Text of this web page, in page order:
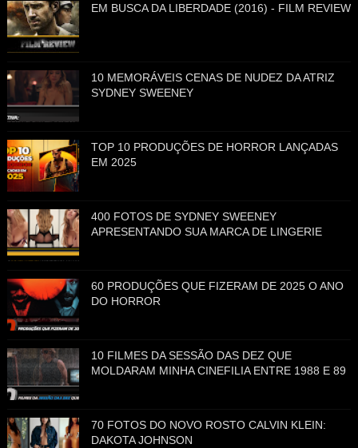
EM BUSCA DA LIBERDADE (2016) - FILM REVIEW
10 MEMORÁVEIS CENAS DE NUDEZ DA ATRIZ
SYDNEY SWEENEY
TOP 10 PRODUÇÕES DE HORROR LANÇADAS
EM 2025
400 FOTOS DE SYDNEY SWEENEY
APRESENTANDO SUA MARCA DE LINGERIE
60 PRODUÇÕES QUE FIZERAM DE 2025 O ANO
DO HORROR
10 FILMES DA SESSÃO DAS DEZ QUE
MOLDARAM MINHA CINEFILIA ENTRE 1988 E 89
70 FOTOS DO NOVO ROSTO CALVIN KLEIN:
DAKOTA JOHNSON